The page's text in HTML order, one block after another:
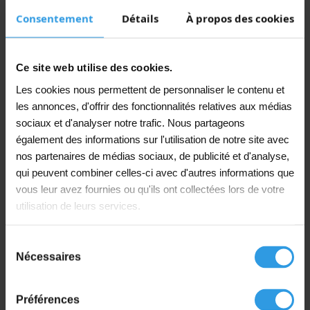
Consentement Détails À propos des cookies
Ce site web utilise des cookies.
Les cookies nous permettent de personnaliser le contenu et
les annonces, d'offrir des fonctionnalités relatives aux médias
sociaux et d'analyser notre trafic. Nous partageons
également des informations sur l'utilisation de notre site avec
nos partenaires de médias sociaux, de publicité et d'analyse,
qui peuvent combiner celles-ci avec d'autres informations que
vous leur avez fournies ou qu'ils ont collectées lors de votre
utilisation de leurs services.
Nécessaires
Préférences
Propriétés
Finition satinée
Le temps de vie en pot est d’environ 60 minutes
Le temps de séchage est d’environ 16 à 24 heures
Recouvrable après environ 24 heures
Légèrement praticable après 48 heures
Entièrement praticable après 72 heures
Important : le sol n’est chimiquement durci
Le rendement est d’environ 5m2 par litre, selon le
Le rapport est de 4:1